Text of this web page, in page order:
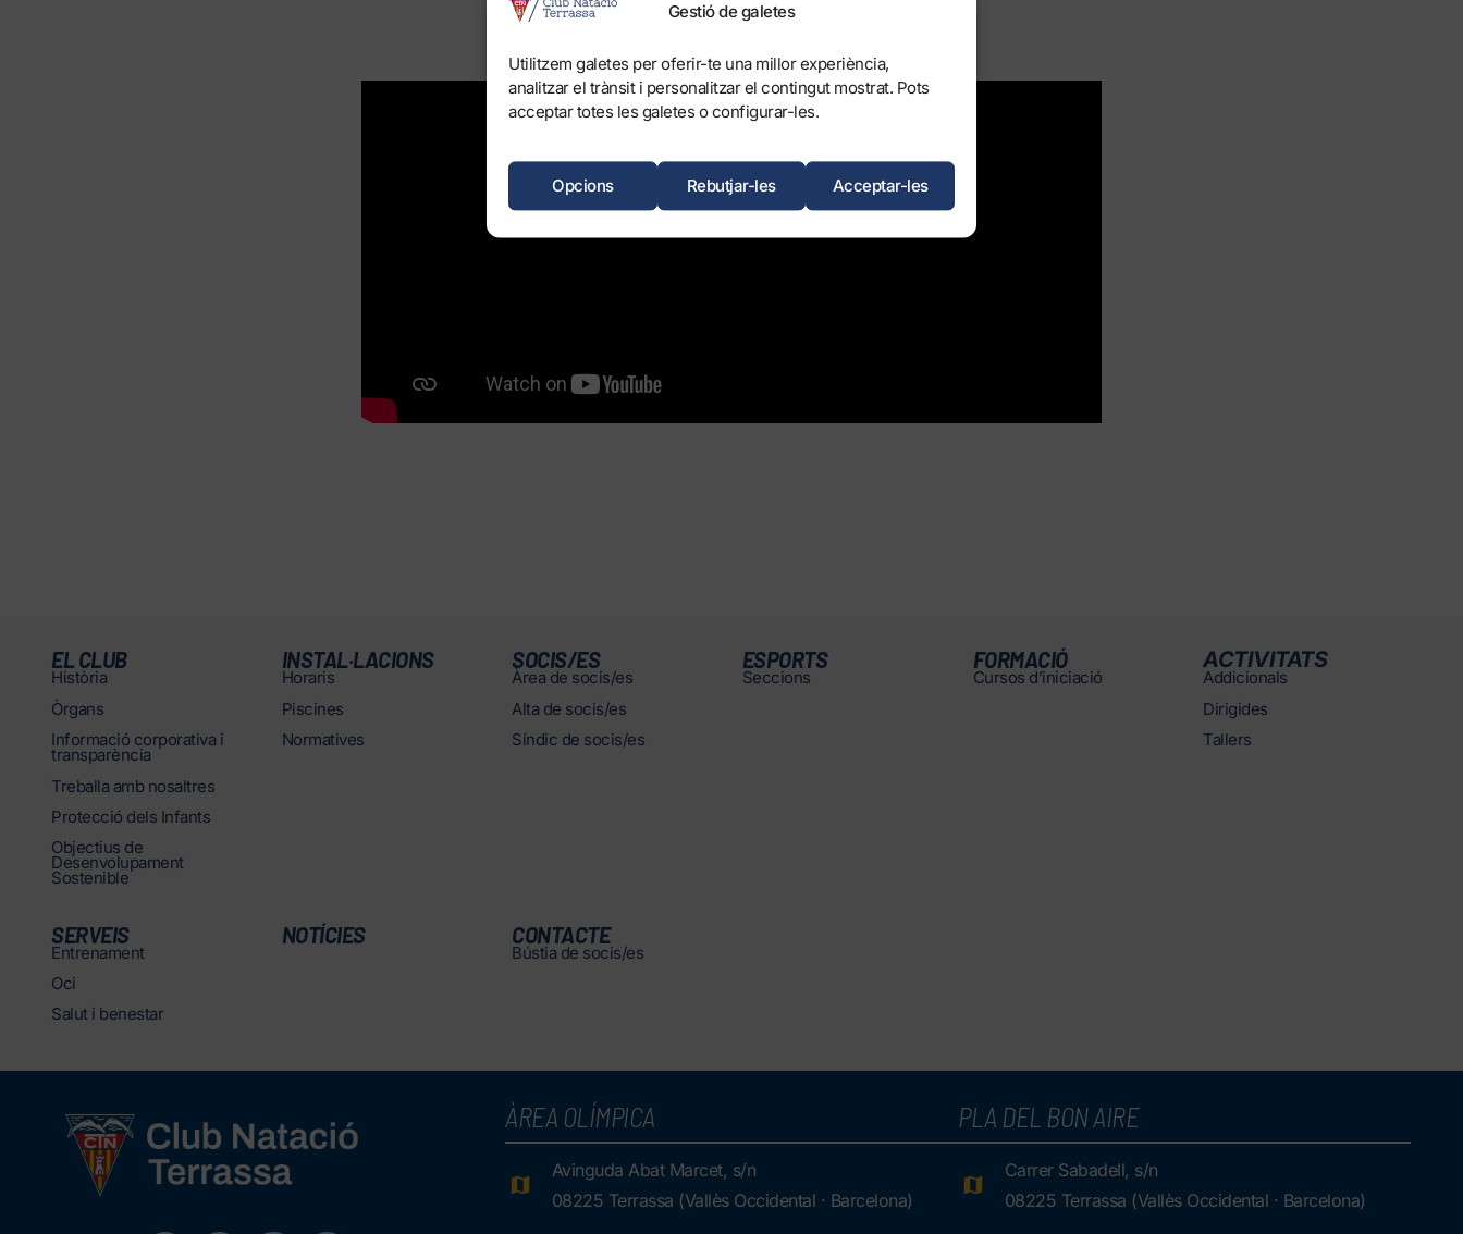
Gestió de galetes
Utilitzem galetes per oferir-te una millor experiència,
analitzar el trànsit i personalitzar el contingut mostrat. Pots
acceptar totes les galetes o configurar-les.
Acceptar-les
Rebutjar-les
Opcions
EL CLUB
Història
Òrgans
Informació corporativa i
transparència
Treballa amb nosaltres
Protecció dels Infants
Objectius de
Desenvolupament
Sostenible
INSTAL·LACIONS
Horaris
Piscines
Normatives
SOCIS/ES
Àrea de socis/es
Alta de socis/es
Síndic de socis/es
ESPORTS
Seccions
FORMACIÓ
Cursos d’iniciació
ACTIVITATS
Addicionals
Dirigides
Tallers
SERVEIS
Entrenament
Oci
Salut i benestar
NOTÍCIES CONTACTE
Bústia de socis/es
ÀREA OLÍMPICA
Avinguda Abat Marcet, s/n
08225 Terrassa (Vallès Occidental · Barcelona)
PLA DEL BON AIRE
Carrer Sabadell, s/n
08225 Terrassa (Vallès Occidental · Barcelona)